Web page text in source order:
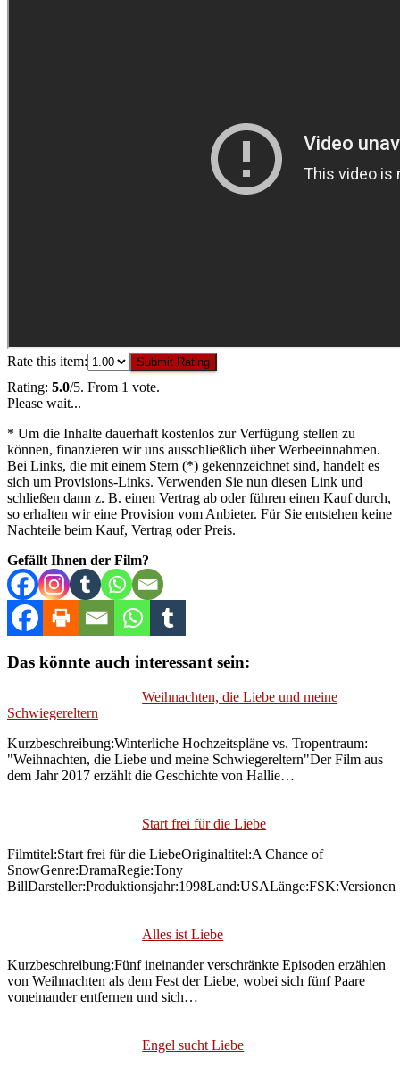
Rate this item: Submit Rating
Rating: 5.0/5. From 1 vote.
Please wait...
* Um die Inhalte dauerhaft kostenlos zur Verfügung stellen zu
können, finanzieren wir uns ausschließlich über Werbeeinnahmen.
Bei Links, die mit einem Stern (*) gekennzeichnet sind, handelt es
sich um Provisions-Links. Verwenden Sie nun diesen Link und
schließen dann z. B. einen Vertrag ab oder führen einen Kauf durch,
so erhalten wir eine Provision vom Anbieter. Für Sie entstehen keine
Nachteile beim Kauf, Vertrag oder Preis.
Gefällt Ihnen der Film?
Das könnte auch interessant sein:
Weihnachten, die Liebe und meine
Schwiegereltern
Kurzbeschreibung:Winterliche Hochzeitspläne vs. Tropentraum:
"Weihnachten, die Liebe und meine Schwiegereltern"Der Film aus
dem Jahr 2017 erzählt die Geschichte von Hallie…
Start frei für die Liebe
Filmtitel:Start frei für die LiebeOriginaltitel:A Chance of
SnowGenre:DramaRegie:Tony
BillDarsteller:Produktionsjahr:1998Land:USALänge:FSK:Versionen
Alles ist Liebe
Kurzbeschreibung:Fünf ineinander verschränkte Episoden erzählen
von Weihnachten als dem Fest der Liebe, wobei sich fünf Paare
voneinander entfernen und sich…
Engel sucht Liebe